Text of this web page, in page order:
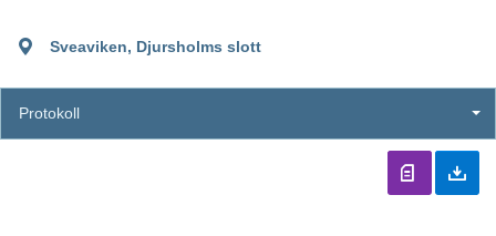
Sveaviken, Djursholms slott
Protokoll